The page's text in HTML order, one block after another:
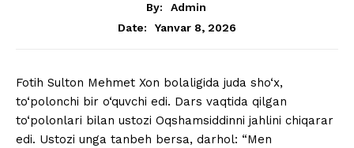
By:
Admin
Date:
Yanvar 8, 2026
Fotih Sulton Mehmet Xon bolaligida juda sho‘x,
to‘polonchi bir o‘quvchi edi. Dars vaqtida qilgan
to‘polonlari bilan ustozi Oqshamsiddinni jahlini chiqarar
edi. Ustozi unga tanbeh bersa, darhol: “Men